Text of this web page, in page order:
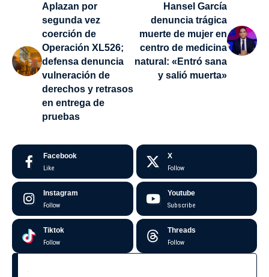
Aplazan por
segunda vez
coerción de
Operación XL526;
defensa denuncia
vulneración de
derechos y retrasos
en entrega de
pruebas
Hansel García
denuncia trágica
muerte de mujer en
centro de medicina
natural: «Entró sana
y salió muerta»
Facebook
Like
X
Follow
Instagram
Follow
Youtube
Subscribe
Tiktok
Follow
Threads
Follow